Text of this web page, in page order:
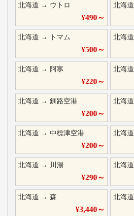
北海道 → ウトロ
¥490～
北海道
北海道 → トマム
¥500～
北海道
北海道 → 阿寒
¥220～
北海道
北海道 → 釧路空港
¥200～
北海道
北海道 → 中標津空港
¥200～
北海道
北海道 → 川湯
¥290～
北海道
北海道 → 森
¥3,440～
北海道